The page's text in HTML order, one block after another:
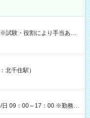
前払い）オプションあ
週間ほどで給与の一部を受け
（休憩1時間） 時給1,300円
日の役割により時給＋100
（休憩なし） 時給1,300
円＋交通費 【試用期
北千住駅）
日 09：00～17：00 ※勤務時